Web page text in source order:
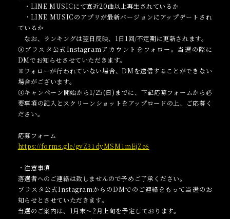
・LINE MUSICにて直近20曲以上再生されているか
・LINE MUSICのアプリが最新バージョンにアップデートされ
ているか
なお、ランキングは翌日反映、1日1回/不定期に更新されます。
③ブラスタ公式Instagramアカウントをフォロー。当選の際に
DMでお知らせさせていただきます。
※フォローが行われていない場合、DMを送信することができない
場合がございます。
④キャンペーン開始から1/25(日)までに、下記応募フォームから必
要事項の記入とスクリーンショットをアップロードの上、ご応募く
ださい。
応募フォーム
https://forms.gle/gvZ31dyMSM1mEjZe6
・注意事項
落選者へのご連絡は致しませんので予めご了承ください。
ブラスタ公式InstagramからのDMでのご連絡をもって当選のお
知らせとさせていただきます。
当選のご案内は、1月末〜2月上旬を予定しております。